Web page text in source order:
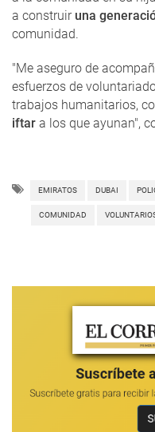
a construir una
comunidad.
"Me aseguro de
esfuerzos de
trabajos humanitarios,
iftar a los que ayunan",
EMIRATOS DUBAI
COMUNIDAD